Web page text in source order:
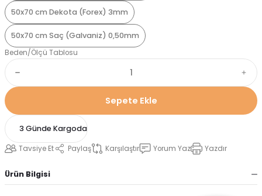
50x70 cm Dekota (Forex) 3mm
50x70 cm Saç (Galvaniz) 0,50mm
Beden/Ölçü Tablosu
Sepete Ekle
3 Günde Kargoda
Tavsiye Et Paylaş Karşılaştır Yorum Yaz Yazdır
Ürün Bilgisi